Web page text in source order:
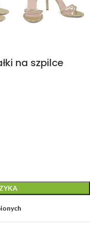
na szpilce